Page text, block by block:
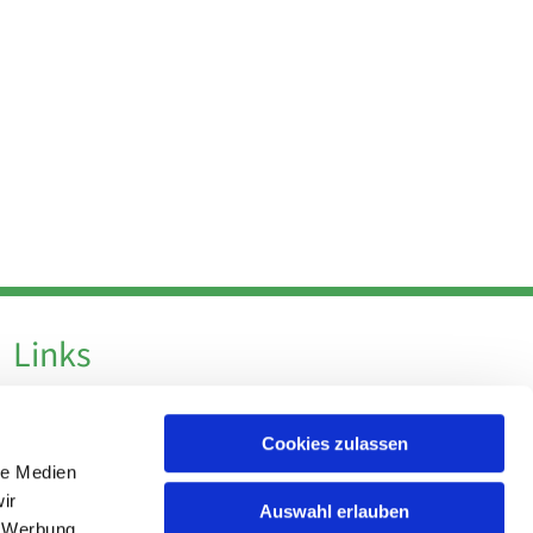
Medien
Cookies zulassen
Auswahl erlauben
Links
Impressum